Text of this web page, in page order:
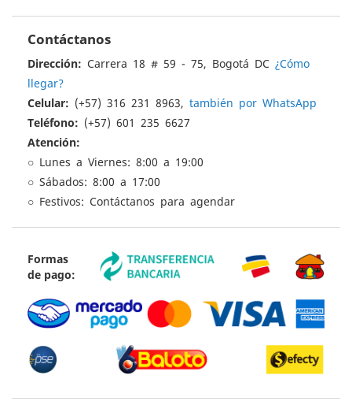
Contáctanos
Dirección: Carrera 18 # 59 - 75, Bogotá DC ¿Cómo
llegar?
Celular: (+57) 316 231 8963, también por WhatsApp
Teléfono: (+57) 601 235 6627
Atención:
○ Lunes a Viernes: 8:00 a 19:00
○ Sábados: 8:00 a 17:00
○ Festivos: Contáctanos para agendar
Formas
de pago: